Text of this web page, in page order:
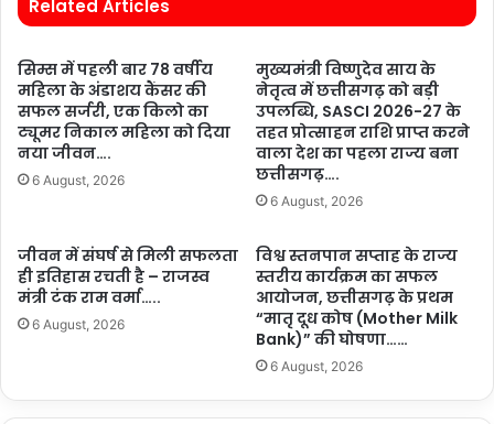
Related Articles
सिम्स में पहली बार 78 वर्षीय
महिला के अंडाशय कैंसर की
सफल सर्जरी, एक किलो का
ट्यूमर निकाल महिला को दिया
नया जीवन….
6 August, 2026
मुख्यमंत्री विष्णुदेव साय के
नेतृत्व में छत्तीसगढ़ को बड़ी
उपलब्धि, SASCI 2026-27 के
तहत प्रोत्साहन राशि प्राप्त करने
वाला देश का पहला राज्य बना
छत्तीसगढ़….
6 August, 2026
जीवन में संघर्ष से मिली सफलता
ही इतिहास रचती है – राजस्व
मंत्री टंक राम वर्मा…..
6 August, 2026
विश्व स्तनपान सप्ताह के राज्य
स्तरीय कार्यक्रम का सफल
आयोजन, छत्तीसगढ़ के प्रथम
“मातृ दूध कोष (Mother Milk
Bank)” की घोषणा……
6 August, 2026